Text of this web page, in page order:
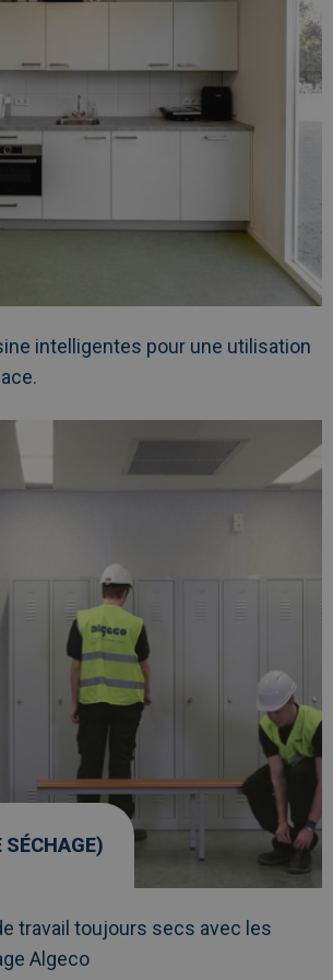
intelligentes pour une utilisation
SÉCHAGE)
travail toujours secs avec les
Algeco